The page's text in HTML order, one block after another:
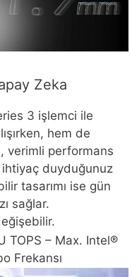
Zeka
3 işlemci ile
hem de
verimli performans
ihtiyaç duyduğunuz
tasarımı ise gün
sağlar.
TOPS – Max. Intel®
Frekansı